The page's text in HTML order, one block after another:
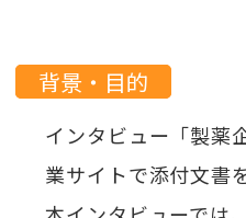
背景・目的
インタビュー「製薬
業サイトで添付文書